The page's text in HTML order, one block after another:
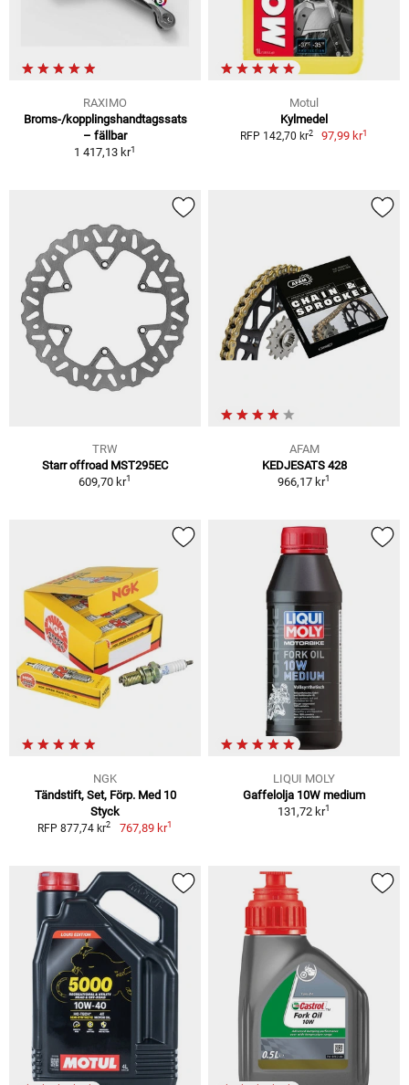
RAXIMO
Broms-/kopplingshandtagssats
– fällbar
1 417,13 kr1
Motul
Kylmedel
RFP 142,70 kr2 97,99 kr1
TRW
Starr offroad MST295EC
609,70 kr1
AFAM
KEDJESATS 428
966,17 kr1
NGK
Tändstift, Set, Förp. Med 10
Styck
RFP 877,74 kr2 767,89 kr1
LIQUI MOLY
Gaffelolja 10W medium
131,72 kr1